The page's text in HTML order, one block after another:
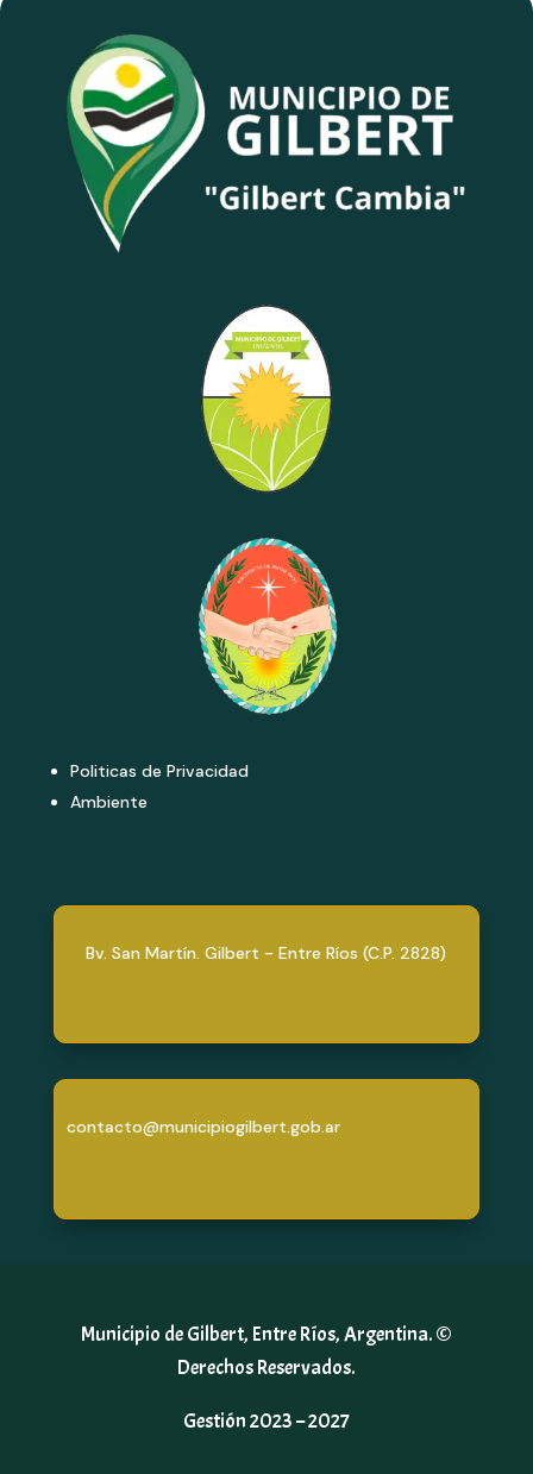
Politicas de Privacidad
Ambiente
Bv. San Martín. Gilbert - Entre Ríos (C.P. 2828)
contacto@municipiogilbert.gob.ar
Municipio de Gilbert, Entre Ríos, Argentina. ©
Derechos Reservados.
Gestión 2023 – 2027